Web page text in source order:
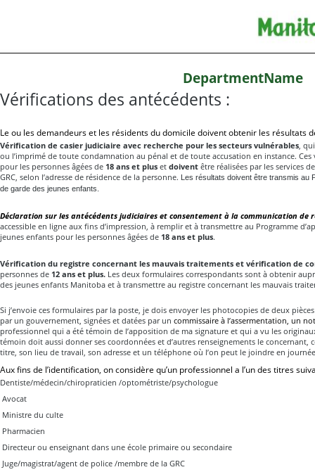
DepartmentName
Vérifications des antécédents :
Le ou les demandeurs et les résidents du domicile doivent obtenir les résultats
Vérification de casier judiciaire avec recherche pour les secteurs vulnérables,
ou l’imprimé de toute condamnation au pénal et de toute accusation en instance.
pour les personnes âgées de 18 ans et plus et doivent être réalisées par les services
GRC, selon l’adresse de résidence de la personne. Les résultats doivent être transmis au
de garde des jeunes enfants.
Déclaration sur les antécédents judiciaires et consentement à la communication de
accessible en ligne aux fins d’impression, à remplir et à transmettre au Programme
jeunes enfants pour les personnes âgées de 18 ans et plus.
Vérification du registre concernant les mauvais traitements et vérification de
personnes de 12 ans et plus. Les deux formulaires correspondants sont à obtenir
des jeunes enfants Manitoba et à transmettre au registre concernant les mauvais
Si j’envoie ces formulaires par la poste, je dois envoyer les photocopies de deux
par un gouvernement, signées et datées par un commissaire à l’assermentation, un
professionnel qui a été témoin de l’apposition de ma signature et qui a vu les
témoin doit aussi donner ses coordonnées et d’autres renseignements le concernant,
titre, son lieu de travail, son adresse et un téléphone où l’on peut le joindre en
Aux fins de l’identification, on considère qu’un professionnel a l’un des titres
Dentiste/médecin/chiropraticien /optométriste/psychologue
Avocat
Ministre du culte
Pharmacien
Directeur ou enseignant dans une école primaire ou secondaire
Juge/magistrat/agent de police /membre de la GRC